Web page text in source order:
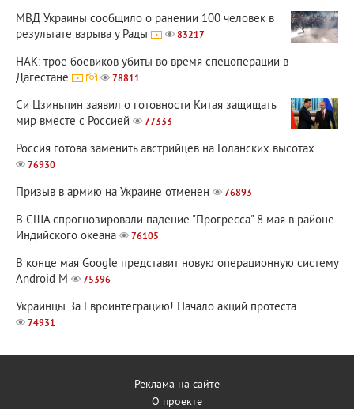
МВД Украины сообщило о ранении 100 человек в
результате взрыва у Рады
83217
НАК: трое боевиков убиты во время спецоперации в
Дагестане
78811
Си Цзиньпин заявил о готовности Китая защищать
мир вместе с Россией
77333
Россия готова заменить австрийцев на Голанских высотах
76930
Призыв в армию на Украине отменен 76893
В США спрогнозировали падение "Прогресса" 8 мая в районе
Индийского океана
76105
В конце мая Google представит новую операционную систему
Android M
75396
Украинцы За Евроинтеграцию! Начало акций протеста
74931
Реклама на сайте
О проекте